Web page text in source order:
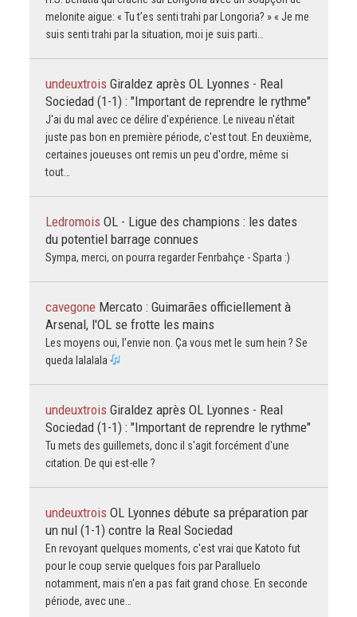
melonite aigue: « Tu t’es senti trahi par Longoria? » « Je me
suis senti trahi par la situation, moi je suis parti…
undeuxtrois Giraldez après OL Lyonnes - Real
Sociedad (1-1) : "Important de reprendre le rythme"
J'ai du mal avec ce délire d'expérience. Le niveau n'était
juste pas bon en première période, c'est tout. En deuxième,
certaines joueuses ont remis un peu d'ordre, même si
tout…
Ledromois OL - Ligue des champions : les dates
du potentiel barrage connues
Sympa, merci, on pourra regarder Fenrbahçe - Sparta :)
cavegone Mercato : Guimarães officiellement à
Arsenal, l'OL se frotte les mains
Les moyens oui, l’envie non. Ça vous met le sum hein ? Se
queda lalalala
undeuxtrois Giraldez après OL Lyonnes - Real
Sociedad (1-1) : "Important de reprendre le rythme"
Tu mets des guillemets, donc il s'agit forcément d'une
citation. De qui est-elle ?
undeuxtrois OL Lyonnes débute sa préparation par
un nul (1-1) contre la Real Sociedad
En revoyant quelques moments, c'est vrai que Katoto fut
pour le coup servie quelques fois par Paralluelo
notamment, mais n'en a pas fait grand chose. En seconde
période, avec une…